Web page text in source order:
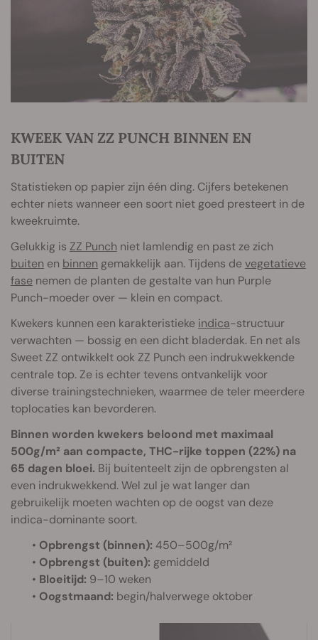
KWEEK VAN ZZ PUNCH BINNEN EN
BUITEN
Statistieken op papier zijn één ding. Cijfers betekenen
echter niets wanneer een soort niet goed presteert in de
kweekruimte.
Gelukkig is ZZ Punch niet lamlendig en past ze zich
buiten en binnen gemakkelijk aan. Tijdens devegetatieve
fase nemen de planten de gestalte van hun Purple
Punch-moeder over — klein en compact.
Kwekers kunnen een karakteristieke indica-structuur
verwachten — bossig en een dicht bladerdak. En net als
Sweet ZZ ontwikkelt ook ZZ Punch een indrukwekkende
centrale top. Ze is echter tevens ontvankelijk voor
diverse trainingstechnieken, waarmee de teler meerdere
toplocaties kan bevorderen.
Binnen worden kwekers beloond met maximaal
500g/m² aan compacte, THC-rijke toppen (22%) na
65 dagen bloei. Bij buitenteelt zijn de opbrengsten al
even indrukwekkend. Wel zul je wat langer dan
gebruikelijk moeten wachten op de oogst van deze
indica-dominante soort.
• Opbrengst (binnen): 450–500g/m²
• Opbrengst (buiten): gemiddeld
• Bloeitijd: 9–10 weken
• Oogstmaand: begin/halverwege oktober